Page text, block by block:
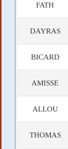
FATH
DAYRAS
BICARD
AMISSE
ALLOU
THOMAS